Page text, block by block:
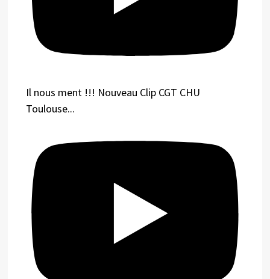
Il nous ment !!! Nouveau Clip CGT CHU
Toulouse...